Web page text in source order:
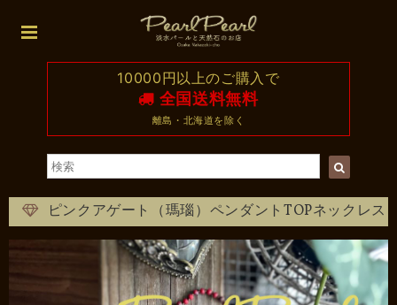
10000円以上のご購入で
全国送料無料
離島・北海道を除く
ピンクアゲート（瑪瑙）ペンダントTOPネックレス